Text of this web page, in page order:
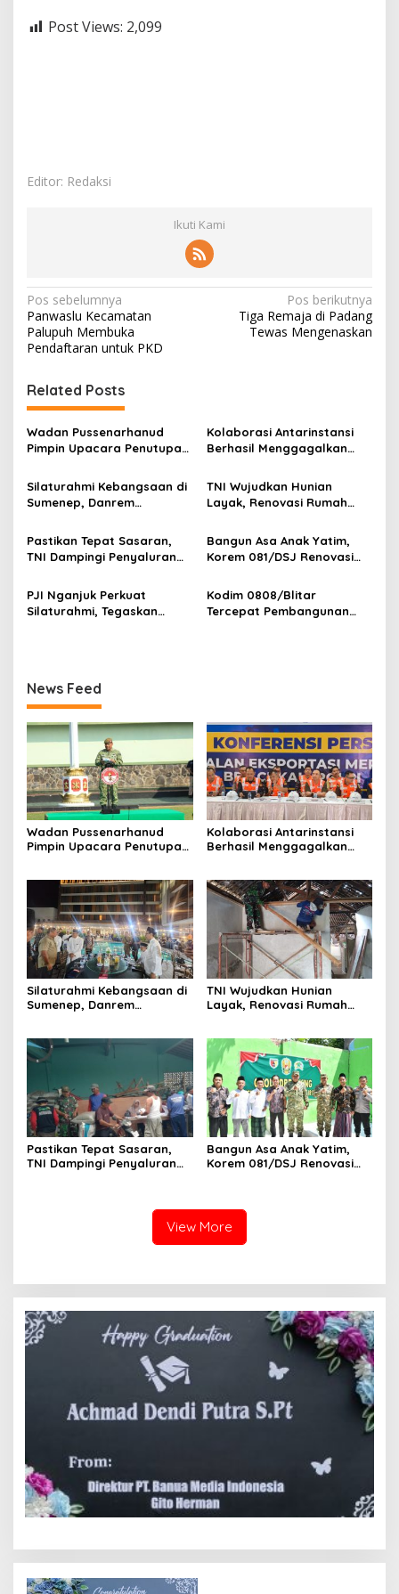
Post Views: 2,099
Editor: Redaksi
Ikuti Kami
N
a
v
i
g
a
s
i
p
s
Pos sebelumnya
Panwaslu Kecamatan
Palupuh Membuka
Pendaftaran untuk PKD
Pos berikutnya
Tiga Remaja di Padang
Tewas Mengenaskan
Related Posts
Wadan Pussenarhanud
Pimpin Upacara Penutupan
KDKMP Tahun 2026 di
Pusdikarhanud
Kolaborasi Antarinstansi
Berhasil Menggagalkan
3,4 Ton Merkuri Cair
Silaturahmi Kebangsaan di
Sumenep, Danrem
Semua Elemen Bersatu
Bangun Madura
TNI Wujudkan Hunian
Layak, Renovasi Rumah
Pastikan Tepat Sasaran,
TNI Dampingi Penyaluran
Bangun Asa Anak Yatim,
Korem 081/DSJ Renovasi
PJI Nganjuk Perkuat
Silaturahmi, Tegaskan
Kodim 0808/Blitar
Tercepat Pembangunan
News Feed
Wadan Pussenarhanud
Pimpin Upacara Penutupan
Pusdikarhanud
Kolaborasi Antarinstansi
Berhasil Menggagalkan
Silaturahmi Kebangsaan di
Sumenep, Danrem
Bangun Madura
TNI Wujudkan Hunian
Layak, Renovasi Rumah
Pastikan Tepat Sasaran,
TNI Dampingi Penyaluran
Bangun Asa Anak Yatim,
Korem 081/DSJ Renovasi
View More